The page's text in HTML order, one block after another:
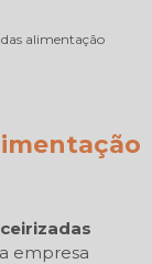
alimentação
empresa